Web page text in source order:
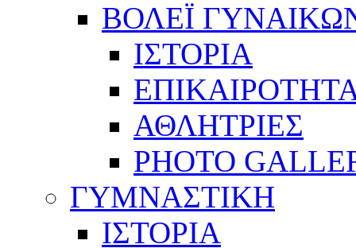
ΒΟΛΕΪ
ΙΣΤΟΡΙΑ
ΑΘΛΗΤΡΙΕΣ
PHOTO
ΓΥΜΝΑΣΤΙΚΗ
ΙΣΤΟΡΙΑ